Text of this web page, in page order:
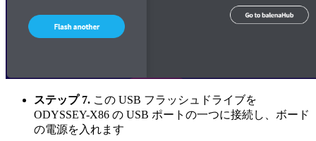
ステップ 7. この USB フラッシュドライブを
ODYSSEY-X86 の USB ポートの一つに接続し、ボード
の電源を入れます